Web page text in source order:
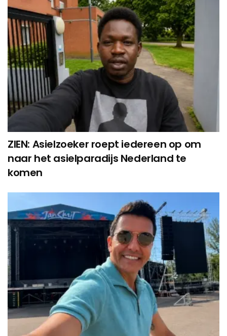
ZIEN: Asielzoeker roept iedereen op om
naar het asielparadijs Nederland te
komen